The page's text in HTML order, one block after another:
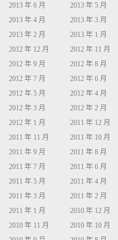
2013 年 6 月
2013 年 5 月
2013 年 4 月
2013 年 3 月
2013 年 2 月
2013 年 1 月
2012 年 12 月
2012 年 11 月
2012 年 9 月
2012 年 8 月
2012 年 7 月
2012 年 6 月
2012 年 5 月
2012 年 4 月
2012 年 3 月
2012 年 2 月
2012 年 1 月
2011 年 12 月
2011 年 11 月
2011 年 10 月
2011 年 9 月
2011 年 8 月
2011 年 7 月
2011 年 6 月
2011 年 5 月
2011 年 4 月
2011 年 3 月
2011 年 2 月
2011 年 1 月
2010 年 12 月
2010 年 11 月
2010 年 10 月